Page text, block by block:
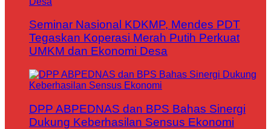
Seminar Nasional KDKMP, Mendes PDT
Tegaskan Koperasi Merah Putih Perkuat
UMKM dan Ekonomi Desa
DPP ABPEDNAS dan BPS Bahas Sinergi
Dukung Keberhasilan Sensus Ekonomi